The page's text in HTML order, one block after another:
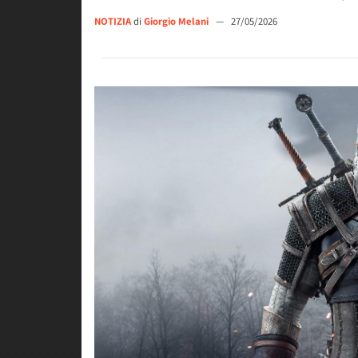
NOTIZIAdi Giorgio Melani — 27/05/2026